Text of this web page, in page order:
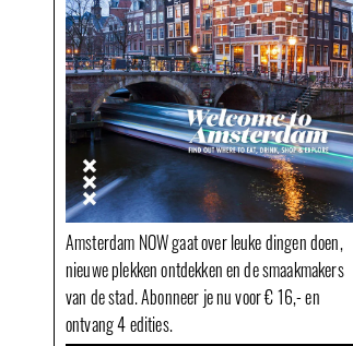
Amsterdam NOW gaat over leuke dingen doen,
nieuwe plekken ontdekken en de smaakmakers
van de stad. Abonneer je nu voor € 16,- en
ontvang 4 edities.